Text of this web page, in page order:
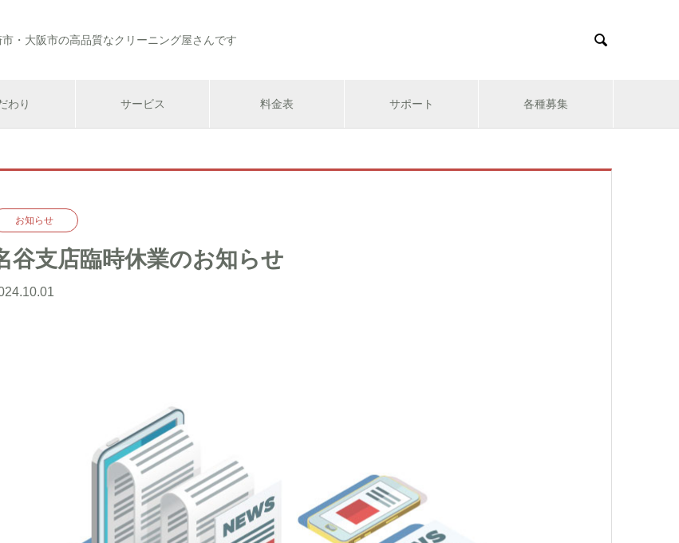
・大阪市の高品質なクリーニング屋さんです 
わり サービス 料金表 サポート 各種募集
お知らせ
谷支店臨時休業のお知らせ